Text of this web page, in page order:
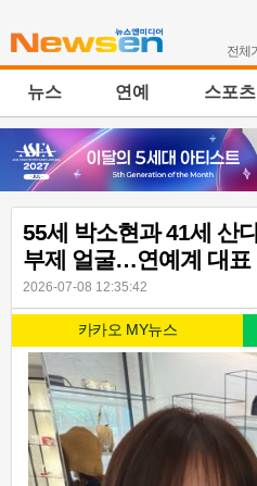
전체
뉴스 연예 스포츠
55세 박소현과 41세 산
부제 얼굴…연예계 대표
2026-07-08 12:35:42
카카오 MY뉴스